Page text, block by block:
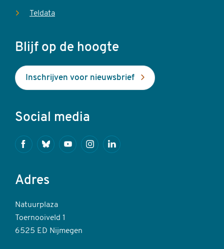
Teldata
Blijf op de hoogte
Inschrijven voor nieuwsbrief
Social media
FacebookBlueskyYoutubeInstagramLinkedin
Adres
Natuurplaza
Toernooiveld 1
6525 ED Nijmegen